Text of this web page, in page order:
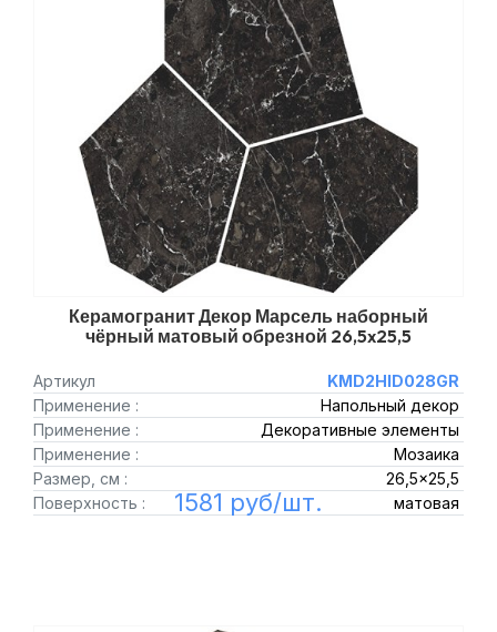
Керамогранит Декор Марсель наборный
чёрный матовый обрезной 26,5x25,5
Артикул
KMD2HID028GR
Применение :
Напольный декор
Применение :
Декоративные элементы
Применение :
Мозаика
Размер, см :
26,5x25,5
Поверхность :
матовая
1581 руб/шт.